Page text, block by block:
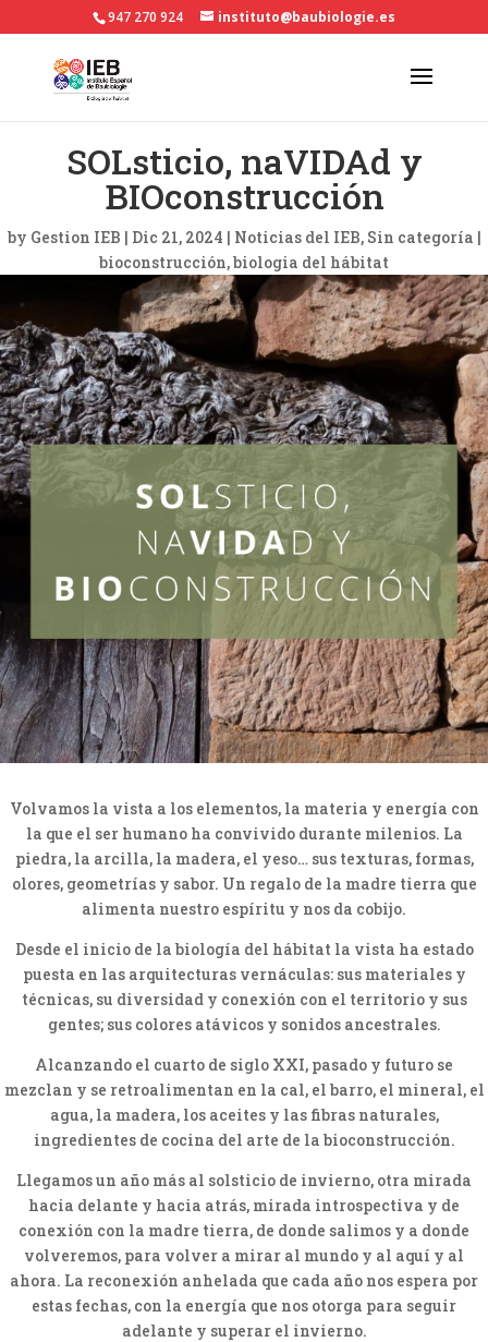
947 270 924 instituto@baubiologie.es
SOLsticio, naVIDAd y
BIOconstrucción
by Gestion IEB | Dic 21, 2024 | Noticias del IEB, Sin categoría |
bioconstrucción biologia del hábitat
Volvamos la vista a los elementos, la materia y energía con
la que el ser humano ha convivido durante milenios. La
piedra, la arcilla, la madera, el yeso… sus texturas, formas,
olores, geometrías y sabor. Un regalo de la madre tierra que
alimenta nuestro espíritu y nos da cobijo.
Desde el inicio de la biología del hábitat la vista ha estado
puesta en las arquitecturas vernáculas: sus materiales y
técnicas, su diversidad y conexión con el territorio y sus
gentes; sus colores atávicos y sonidos ancestrales.
Alcanzando el cuarto de siglo XXI, pasado y futuro se
mezclan y se retroalimentan en la cal, el barro, el mineral, el
agua, la madera, los aceites y las fibras naturales,
ingredientes de cocina del arte de la bioconstrucción.
Llegamos un año más al solsticio de invierno, otra mirada
hacia delante y hacia atrás, mirada introspectiva y de
conexión con la madre tierra, de donde salimos y a donde
volveremos, para volver a mirar al mundo y al aquí y al
ahora. La reconexión anhelada que cada año nos espera por
estas fechas, con la energía que nos otorga para seguir
adelante y superar el invierno.